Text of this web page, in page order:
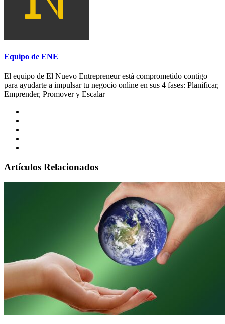
Equipo de ENE
El equipo de El Nuevo Entrepreneur está comprometido contigo
para ayudarte a impulsar tu negocio online en sus 4 fases: Planificar,
Emprender, Promover y Escalar
Artículos Relacionados